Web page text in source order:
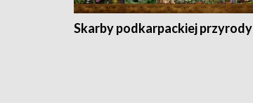
Skarby podkarpackiej przyrody